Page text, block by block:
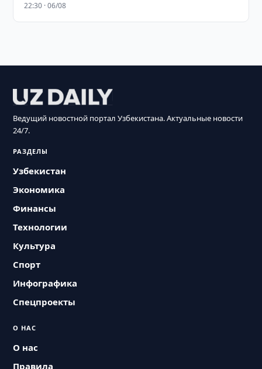
22:30 · 06/08
Ведущий новостной портал Узбекистана. Актуальные новости
24/7.
РАЗДЕЛЫ
Узбекистан
Экономика
Финансы
Технологии
Культура
Спорт
Инфографика
Спецпроекты
О НАС
О нас
Правила